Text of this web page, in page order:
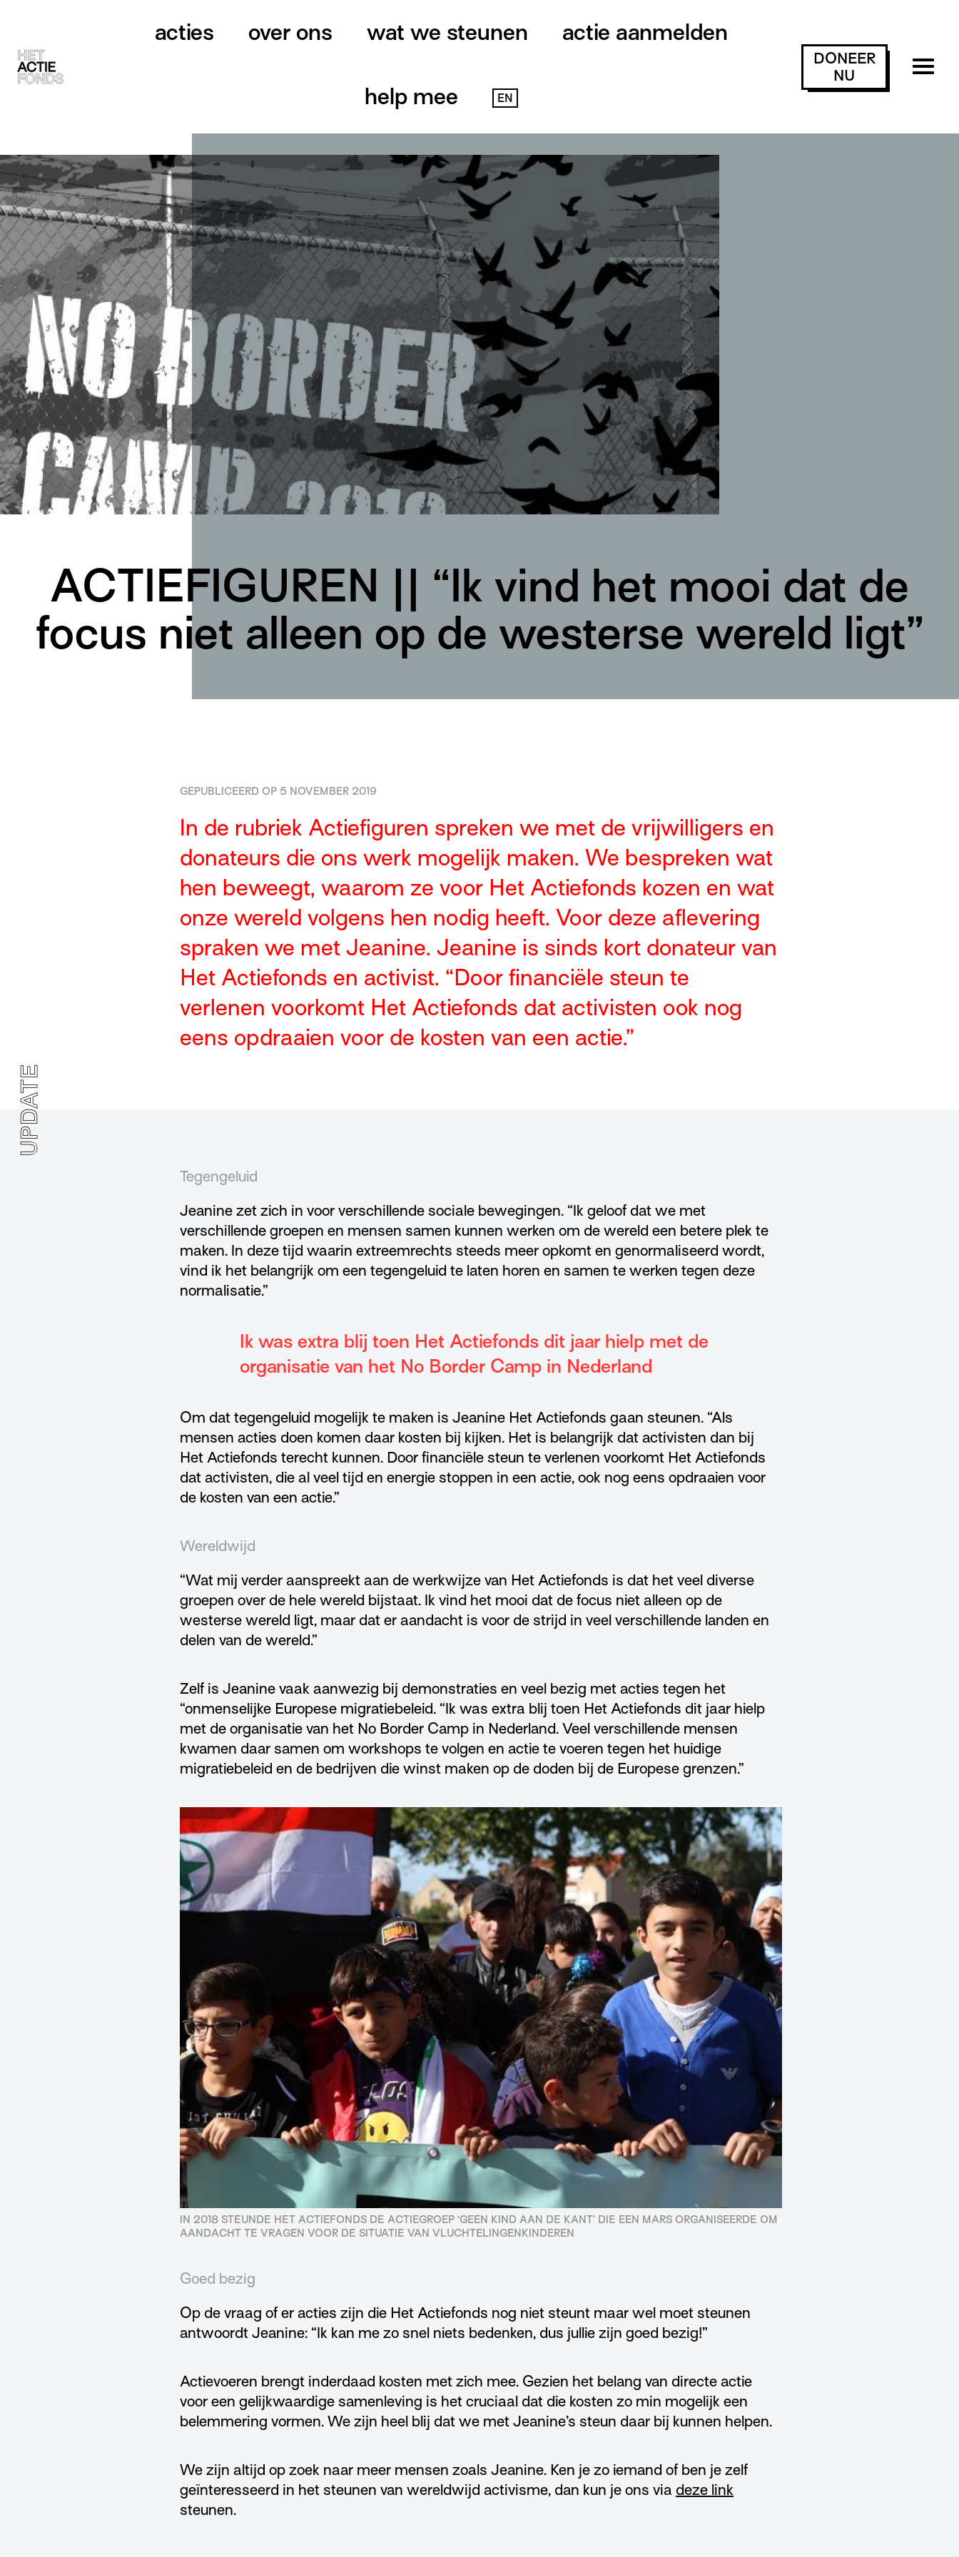
acties over ons wat we steunen actie aanmelden
help mee EN
DONEER
NU
ACTIEFIGUREN || “Ik vind het mooi dat de
focus niet alleen op de westerse wereld ligt”
GEPUBLICEERD OP 5 NOVEMBER 2019
In de rubriek Actiefiguren spreken we met de vrijwilligers en
donateurs die ons werk mogelijk maken. We bespreken wat
hen beweegt, waarom ze voor Het Actiefonds kozen en wat
onze wereld volgens hen nodig heeft. Voor deze aflevering
spraken we met Jeanine. Jeanine is sinds kort donateur van
Het Actiefonds en activist. “Door financiële steun te
verlenen voorkomt Het Actiefonds dat activisten ook nog
eens opdraaien voor de kosten van een actie.”
UPDATE
Tegengeluid
Jeanine zet zich in voor verschillende sociale bewegingen. “Ik geloof dat we met
verschillende groepen en mensen samen kunnen werken om de wereld een betere plek te
maken. In deze tijd waarin extreemrechts steeds meer opkomt en genormaliseerd wordt,
vind ik het belangrijk om een tegengeluid te laten horen en samen te werken tegen deze
normalisatie.”
Ik was extra blij toen Het Actiefonds dit jaar hielp met de
organisatie van het No Border Camp in Nederland
Om dat tegengeluid mogelijk te maken is Jeanine Het Actiefonds gaan steunen. “Als
mensen acties doen komen daar kosten bij kijken. Het is belangrijk dat activisten dan bij
Het Actiefonds terecht kunnen. Door financiële steun te verlenen voorkomt Het Actiefonds
dat activisten, die al veel tijd en energie stoppen in een actie, ook nog eens opdraaien voor
de kosten van een actie.”
Wereldwijd
“Wat mij verder aanspreekt aan de werkwijze van Het Actiefonds is dat het veel diverse
groepen over de hele wereld bijstaat. Ik vind het mooi dat de focus niet alleen op de
westerse wereld ligt, maar dat er aandacht is voor de strijd in veel verschillende landen en
delen van de wereld.”
Zelf is Jeanine vaak aanwezig bij demonstraties en veel bezig met acties tegen het
“onmenselijke Europese migratiebeleid. “Ik was extra blij toen Het Actiefonds dit jaar hielp
met de organisatie van het No Border Camp in Nederland. Veel verschillende mensen
kwamen daar samen om workshops te volgen en actie te voeren tegen het huidige
migratiebeleid en de bedrijven die winst maken op de doden bij de Europese grenzen.”
IN 2018 STEUNDE HET ACTIEFONDS DE ACTIEGROEP ‘GEEN KIND AAN DE KANT’ DIE EEN MARS ORGANISEERDE OM
AANDACHT TE VRAGEN VOOR DE SITUATIE VAN VLUCHTELINGENKINDEREN
Goed bezig
Op de vraag of er acties zijn die Het Actiefonds nog niet steunt maar wel moet steunen
antwoordt Jeanine: “Ik kan me zo snel niets bedenken, dus jullie zijn goed bezig!”
Actievoeren brengt inderdaad kosten met zich mee. Gezien het belang van directe actie
voor een gelijkwaardige samenleving is het cruciaal dat die kosten zo min mogelijk een
belemmering vormen. We zijn heel blij dat we met Jeanine’s steun daar bij kunnen helpen.
We zijn altijd op zoek naar meer mensen zoals Jeanine. Ken je zo iemand of ben je zelf
geïnteresseerd in het steunen van wereldwijd activisme, dan kun je ons via deze link
steunen.